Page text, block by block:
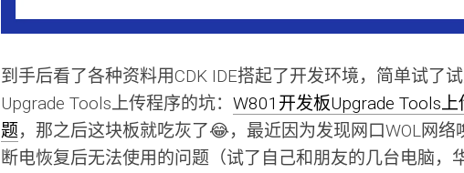
到手后看了各种资料用CDK IDE搭起了开发环境，简单试了
Upgrade Tools上传程序的坑：W801开发板Upgrade Tools上
题，那之后这块板就吃灰了😂，最近因为发现网口WOL网络
断电恢复后无法使用的问题（试了自己和朋友的几台电脑，